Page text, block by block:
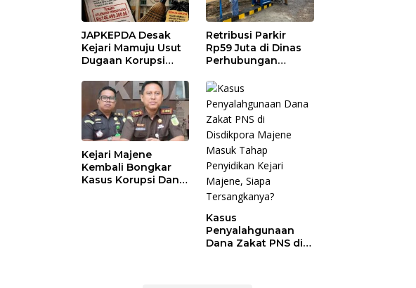
JAPKEPDA Desak
Kejari Mamuju Usut
Dugaan Korupsi
Kebersihan
Pemprov Sulbar,
BPK Temukan
Kelebihan
Pembayaran
Rp146,4 Juta
Retribusi Parkir
Rp59 Juta di Dinas
Perhubungan
untuk Keperluan
Pribadi
Kejari Majene
Kembali Bongkar
Kasus Korupsi Dana
Kasus
Penyalahgunaan
Dana Zakat PNS di